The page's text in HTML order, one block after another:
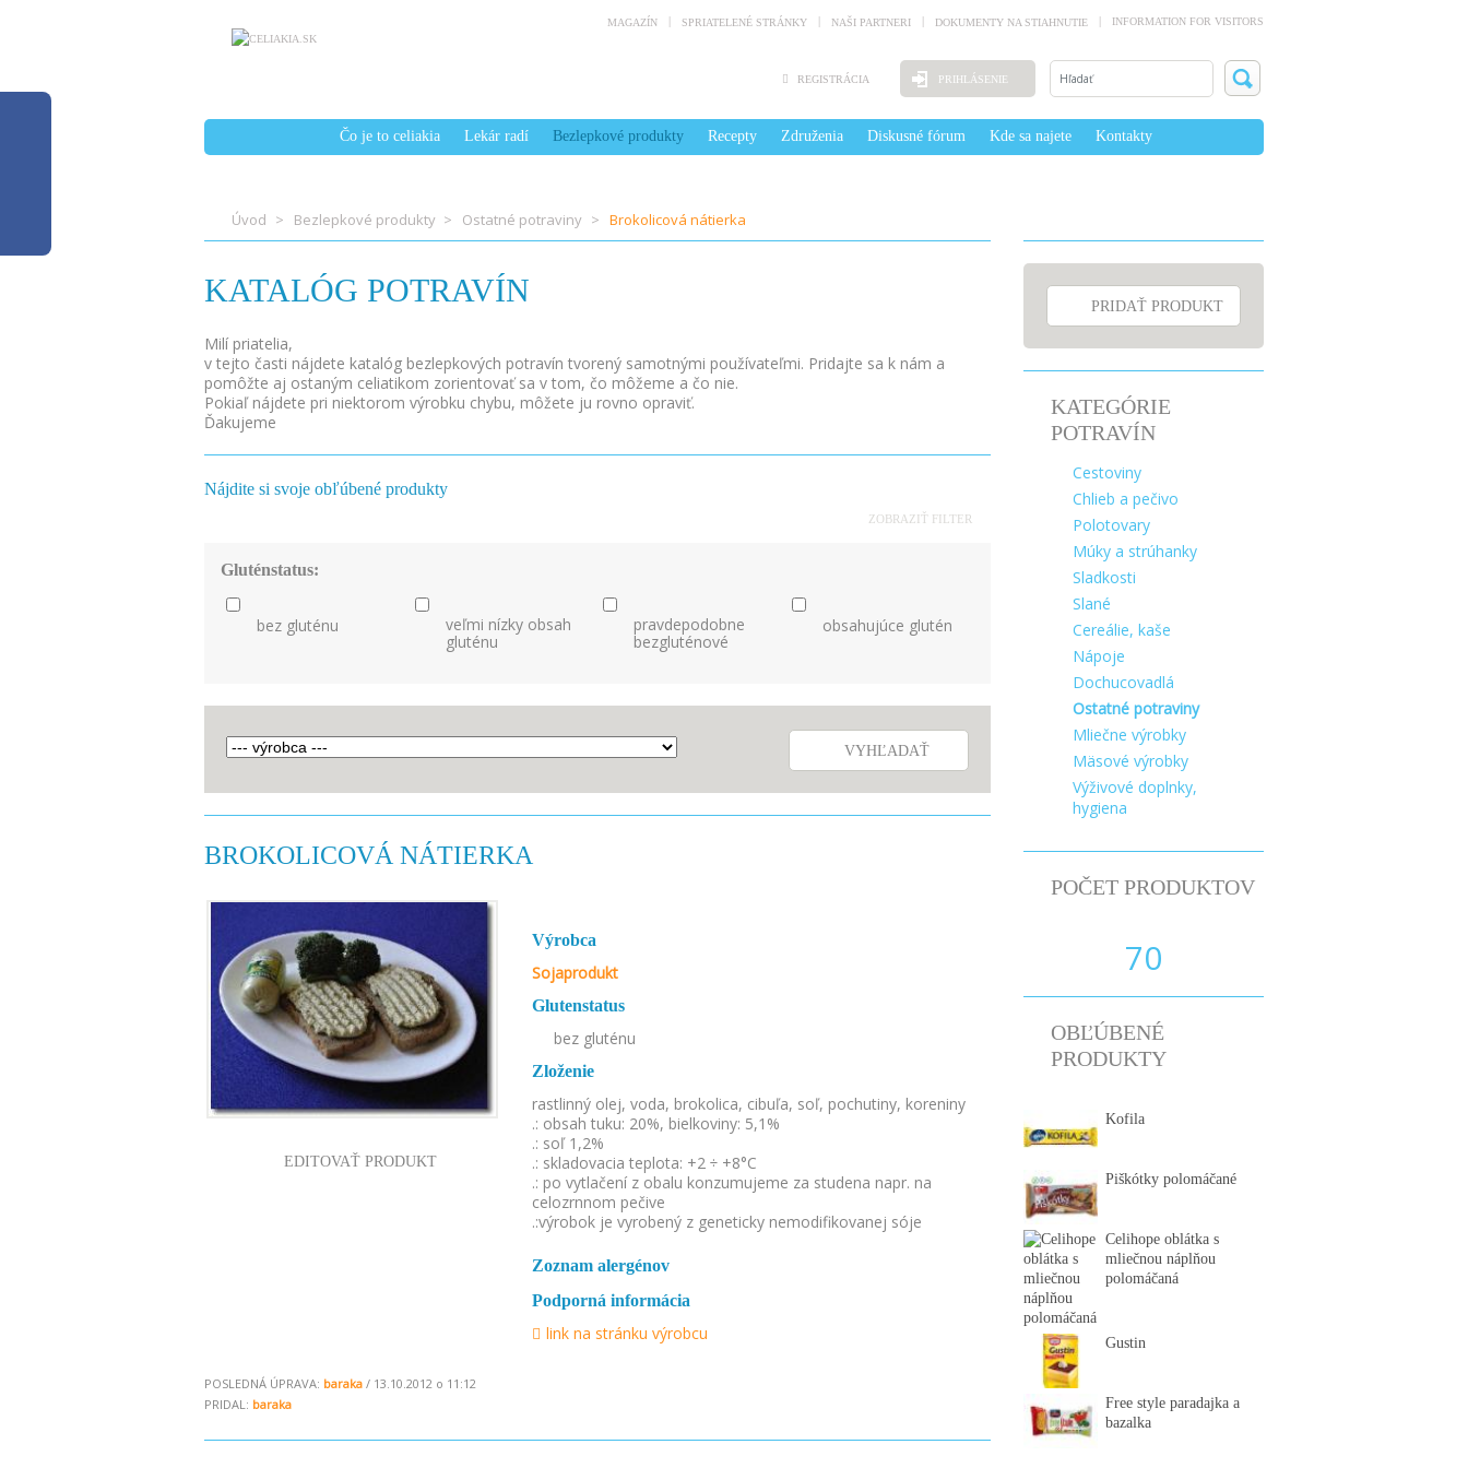
MAGAZÍN SPRIATELENÉ STRÁNKY NAŠI PARTNERI DOKUMENTY NA STIAHNUTIE INFORMATION FOR VISITORS
REGISTRÁCIA PRIHLÁSENIE
Čo je to celiakia Lekár radí Bezlepkové produkty Recepty Združenia Diskusné fórum Kde sa najete Kontakty
Úvod Bezlepkové produkty Ostatné potraviny Brokolicová nátierka
KATALÓG POTRAVÍN
Milí priatelia,
v tejto časti nájdete katalóg bezlepkových potravín tvorený samotnými používateľmi. Pridajte sa k nám a
pomôžte aj ostaným celiatikom zorientovať sa v tom, čo môžeme a čo nie.
Pokiaľ nájdete pri niektorom výrobku chybu, môžete ju rovno opraviť.
Ďakujeme
Nájdite si svoje obľúbené produkty
ZOBRAZIŤ FILTER
Gluténstatus:
bez gluténu
veľmi nízky obsah
gluténu
pravdepodobne
bezgluténové
obsahujúce glutén
VYHĽADAŤ
BROKOLICOVÁ NÁTIERKA
EDITOVAŤ PRODUKT
Výrobca
Sojaprodukt
Glutenstatus
bez gluténu
Zloženie
rastlinný olej, voda, brokolica, cibuľa, soľ, pochutiny, koreniny
.: obsah tuku: 20%, bielkoviny: 5,1%
.: soľ 1,2%
.: skladovacia teplota: +2 ÷ +8°C
.: po vytlačení z obalu konzumujeme za studena napr. na
celozrnnom pečive
.:výrobok je vyrobený z geneticky nemodifikovanej sóje
Zoznam alergénov
Podporná informácia
link na stránku výrobcu
POSLEDNÁ ÚPRAVA: baraka / 13.10.2012 o 11:12
PRIDAL: baraka
PRIDAŤ PRODUKT
KATEGÓRIE
POTRAVÍN
Cestoviny
Chlieb a pečivo
Polotovary
Múky a strúhanky
Sladkosti
Slané
Cereálie, kaše
Nápoje
Dochucovadlá
Ostatné potraviny
Mliečne výrobky
Mäsové výrobky
Výživové doplnky,
hygiena
POČET PRODUKTOV
70
OBĽÚBENÉ
PRODUKTY
Kofila
Piškótky polomáčané
Celihope oblátka s
mliečnou náplňou
polomáčaná
Gustin
Free style paradajka a
bazalka